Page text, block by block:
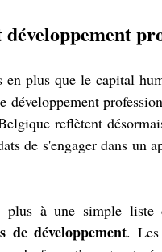
en plus que le capital
développement
reflètent
de s'engager dans un
à une simple liste
de développement. Les